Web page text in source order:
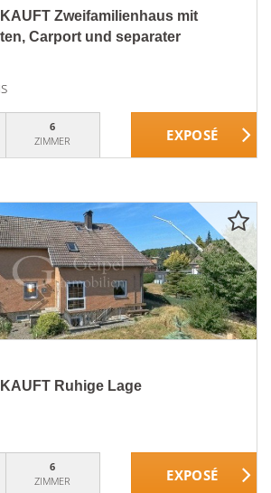
Zweifamilienhaus mit
Carport und separater
6
ZIMMER
Ruhige Lage
6
ZIMMER